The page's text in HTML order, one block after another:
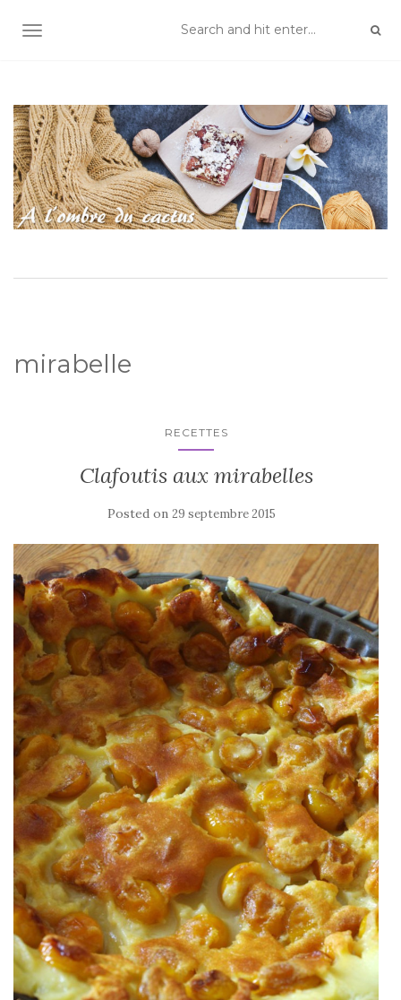
TOGGLE NAVIGATION
mirabelle
RECETTES
Clafoutis aux mirabelles
Posted on 29 septembre 2015